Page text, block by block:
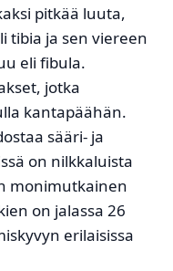
pitkää luuta,
tibia ja sen viereen
eli fibula.
jotka
kantapäähän.
sääri- ja
on nilkkaluista
monimutkainen
on jalassa 26
erilaisissa